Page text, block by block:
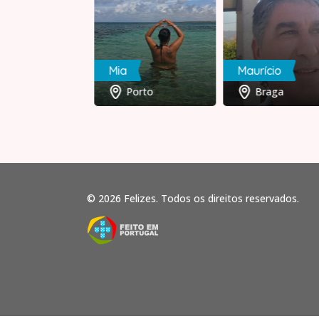
Mia
Porto
Maurício
Braga
© 2026 Felizes. Todos os direitos reservados.